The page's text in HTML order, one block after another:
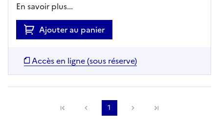
En savoir plus...
Ajouter au panier
Accès en ligne (sous réserve)
Précédente
1 Suivante